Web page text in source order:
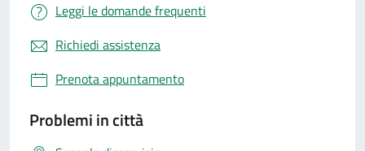
Leggi le domande frequenti
Richiedi assistenza
Prenota appuntamento
Problemi in città